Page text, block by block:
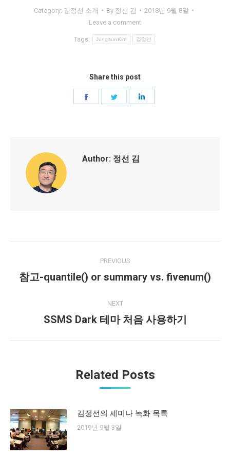
Category: 김정선 소개 By 정선 김
2018년 9월 8일
Leave a comment
Tags: JungsunKim 김정선
Share this post
Share
Author: 정선 김
navigation
PREVIOUS
Previous
참고-quantile() or summary vs. fivenum()
NEXT
Next
SSMS Dark 테마 처음 사용하기
Related Posts
김정선의 세미나 녹화 목록
2019년 9월 3일